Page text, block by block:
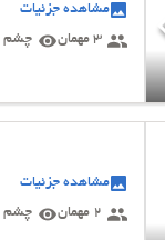
مشاهده جزئیات
3 مهمان
چشم
مشاهده جزئیات
2 مهمان
چشم